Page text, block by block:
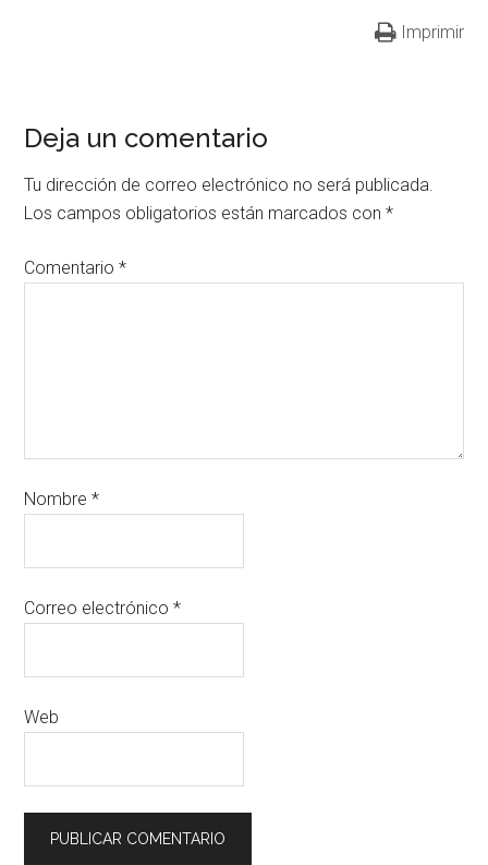
Imprimir
Deja un comentario
Tu dirección de correo electrónico no será publicada.
Los campos obligatorios están marcados con*
Comentario*
Nombre*
Correo electrónico*
Web